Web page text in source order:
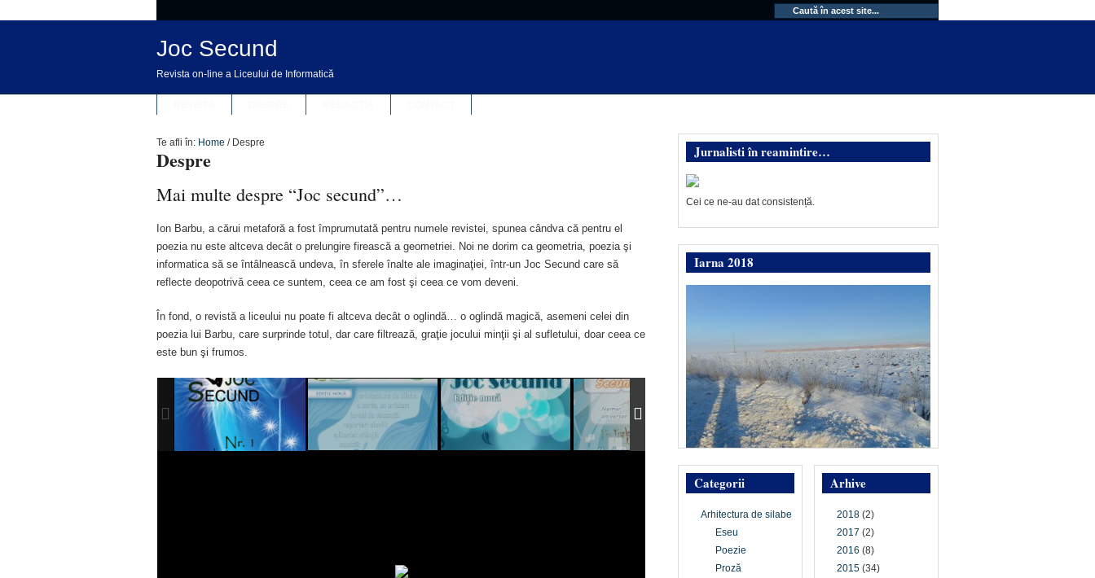
Joc Secund
Revista on-line a Liceului de Informatică
Te afli în: Home / Despre
Despre
Mai multe despre “Joc secund”…
Ion Barbu, a cărui metaforă a fost împrumutată pentru numele revistei, spunea cândva că pentru el
poezia nu este altceva decât o prelungire firească a geometriei. Noi ne dorim ca geometria, poezia şi
informatica să se întâlnească undeva, în sferele înalte ale imaginaţiei, într-un Joc Secund care să
reflecte deopotrivă ceea ce suntem, ceea ce am fost şi ceea ce vom deveni.
În fond, o revistă a liceului nu poate fi altceva decât o oglindă… o oglindă magică, asemeni celei din
poezia lui Barbu, care surprinde totul, dar care filtrează, graţie jocului minţii şi al sufletului, doar ceea ce
este bun şi frumos.
Jurnalisti în reamintire…
Cei ce ne-au dat consistență.
Iarna 2018
Arhive
2018 (2)
2017 (2)
2016 (8)
2015 (34)
Categorii
Arhitectura de silabe
Eseu
Poezie
Proză